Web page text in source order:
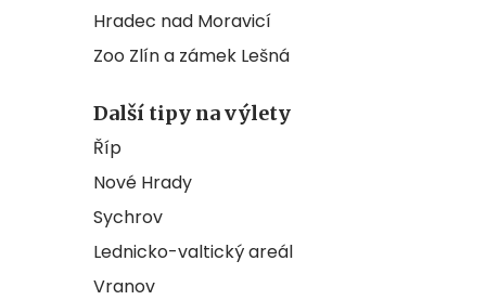
Hradec nad Moravicí
Zoo Zlín a zámek Lešná
Další tipy na výlety
Říp
Nové Hrady
Sychrov
Lednicko-valtický areál
Vranov